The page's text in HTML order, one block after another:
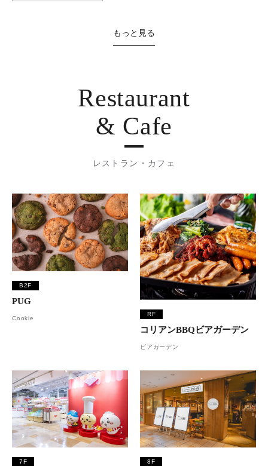
もっと見る
Restaurant
& Cafe
レストラン・カフェ
B2F
PUG
Cookie
RF
コリアンBBQビアガーデン
ビアガーデン
7F 8F